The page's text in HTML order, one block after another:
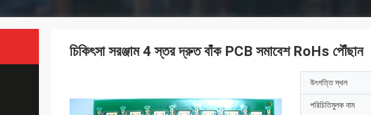
চিকিৎসা সরঞ্জাম 4 স্তর দ্রুত বাঁক PCB সমাবেশ RoHs পৌঁছান
উৎপত্তি স্থল
পরিচিতিমুলক নাম